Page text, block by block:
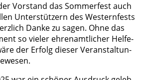
Vor­stand das Som­mer­fest auch
Unter­stüt­zern des Wes­tern­fests
Dan­ke zu sagen. Ohne das
so vie­ler ehren­amt­li­cher Hel­fe­
der Erfolg die­ser Ver­an­stal­tun­